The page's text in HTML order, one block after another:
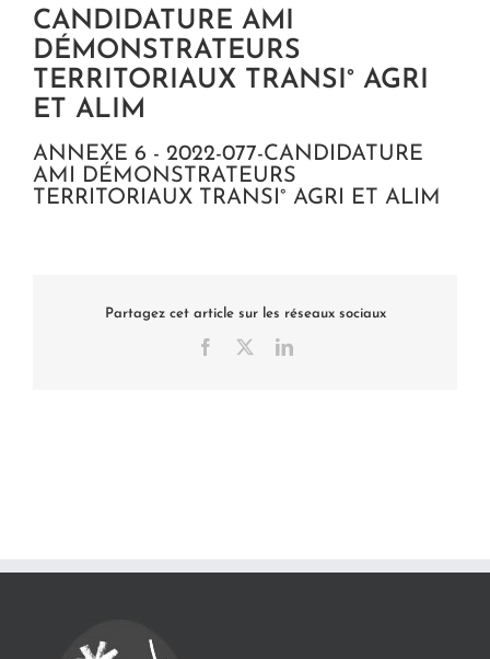
CANDIDATURE AMI
DÉMONSTRATEURS
TERRITORIAUX TRANSI° AGRI
ET ALIM
ANNEXE 6 - 2022-077-CANDIDATURE
AMI DÉMONSTRATEURS
TERRITORIAUX TRANSI° AGRI ET ALIM
Partagez cet article sur les réseaux sociaux
Facebook LinkedIn